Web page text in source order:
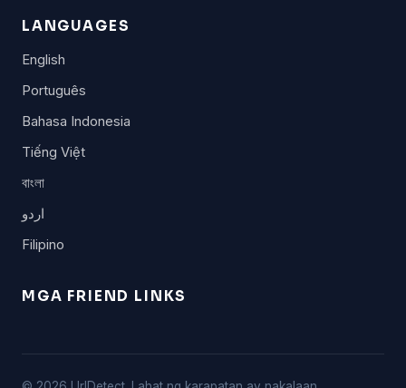
LANGUAGES
English
Português
Bahasa Indonesia
Tiếng Việt
বাংলা
اردو
Filipino
MGA FRIEND LINKS